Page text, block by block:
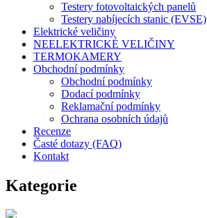
Testery fotovoltaických panelů
Testery nabíjecích stanic (EVSE)
Elektrické veličiny
NEELEKTRICKÉ VELIČINY
TERMOKAMERY
Obchodní podmínky
Obchodní podmínky
Dodací podmínky
Reklamační podmínky
Ochrana osobních údajů
Recenze
Časté dotazy (FAQ)
Kontakt
Kategorie